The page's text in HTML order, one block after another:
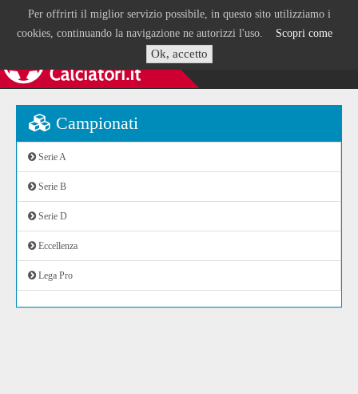
Per offrirti il miglior servizio possibile, in questo sito utilizziamo i
cookies, continuando la navigazione ne autorizzi l'uso. Scopri come
Ok, accetto
Campionati
Serie A
Serie B
Serie D
Eccellenza
Lega Pro